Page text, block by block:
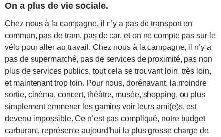
On a plus de vie sociale.
Chez nous à la campagne, il n’y a pas de transport en
commun, pas de tram, pas de car, et on ne compte pas sur le
vélo pour aller au travail. Chez nous à la campagne, il n’y a
pas de supermarché, pas de services de proximité, pas non
plus de services publics, tout cela se trouvant loin, très loin,
et maintenant trop loin. Pour nous, dorénavant, la moindre
sortie, cinéma, concert, théâtre, musée, shopping, ou plus
simplement emmener les gamins voir leurs ami(e)s, est
devenu impossible. Ce n’est pas compliqué, notre budget
carburant, représente aujourd’hui la plus grosse charge de